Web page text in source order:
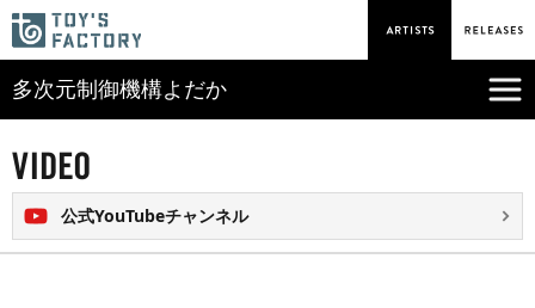
多次元制御機構よだか
公式YouTubeチャンネル